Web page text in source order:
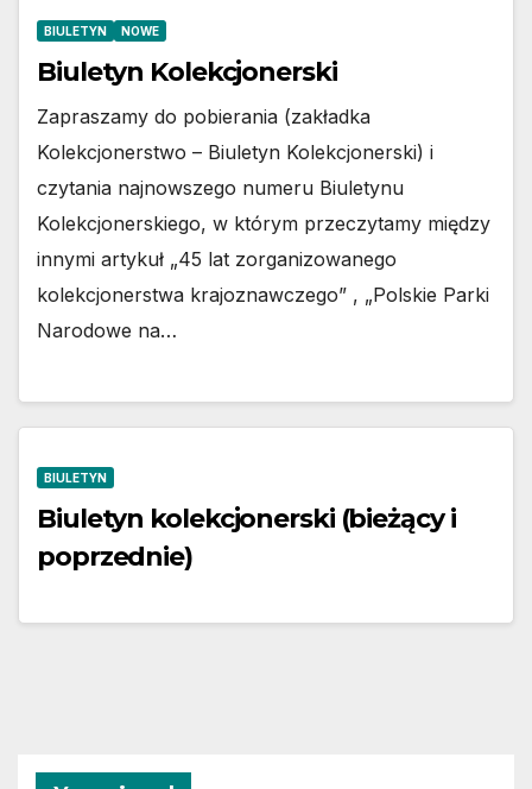
BIULETYN NOWE
Biuletyn Kolekcjonerski
Zapraszamy do pobierania (zakładka
Kolekcjonerstwo – Biuletyn Kolekcjonerski) i
czytania najnowszego numeru Biuletynu
Kolekcjonerskiego, w którym przeczytamy między
innymi artykuł „45 lat zorganizowanego
kolekcjonerstwa krajoznawczego” , „Polskie Parki
Narodowe na…
BIULETYN
Biuletyn kolekcjonerski (bieżący i
poprzednie)